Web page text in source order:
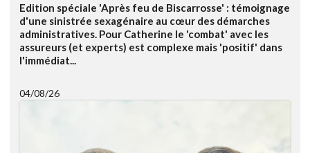
Edition spéciale 'Après feu de Biscarrosse' : témoignage
d'une sinistrée sexagénaire au cœur des démarches
administratives. Pour Catherine le 'combat' avec les
assureurs (et experts) est complexe mais 'positif' dans
l'immédiat...
04/08/26